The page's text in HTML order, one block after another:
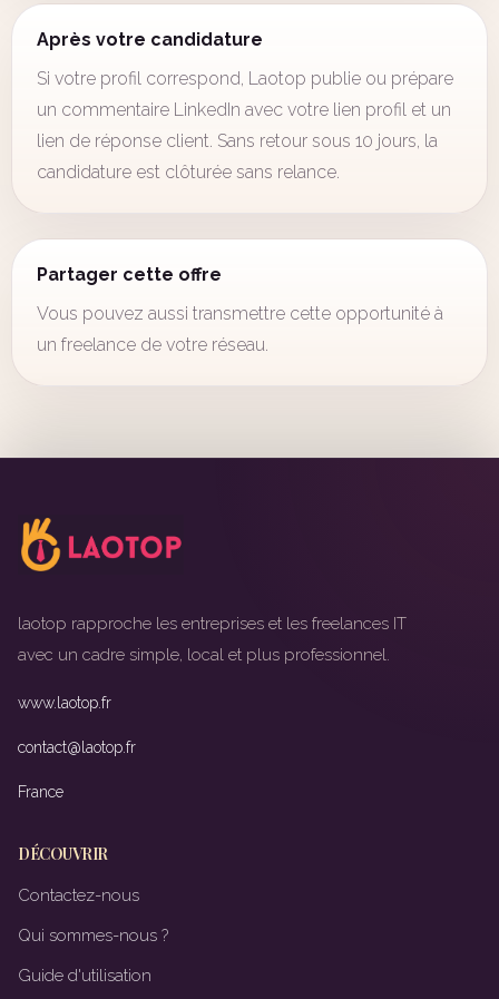
Après votre candidature
Si votre profil correspond, Laotop publie ou prépare
un commentaire LinkedIn avec votre lien profil et un
lien de réponse client. Sans retour sous 10 jours, la
candidature est clôturée sans relance.
Partager cette offre
Vous pouvez aussi transmettre cette opportunité à
un freelance de votre réseau.
laotop rapproche les entreprises et les freelances IT
avec un cadre simple, local et plus professionnel.
www.laotop.fr
contact@laotop.fr
France
DÉCOUVRIR
Contactez-nous
Qui sommes-nous ?
Guide d'utilisation